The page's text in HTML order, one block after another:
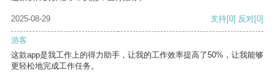
2025-08-29 支持[0] 反对[0]
游客
这款app是我工作上的得力助手，让我的工作效率提高了50%，让我能够
更轻松地完成工作任务。